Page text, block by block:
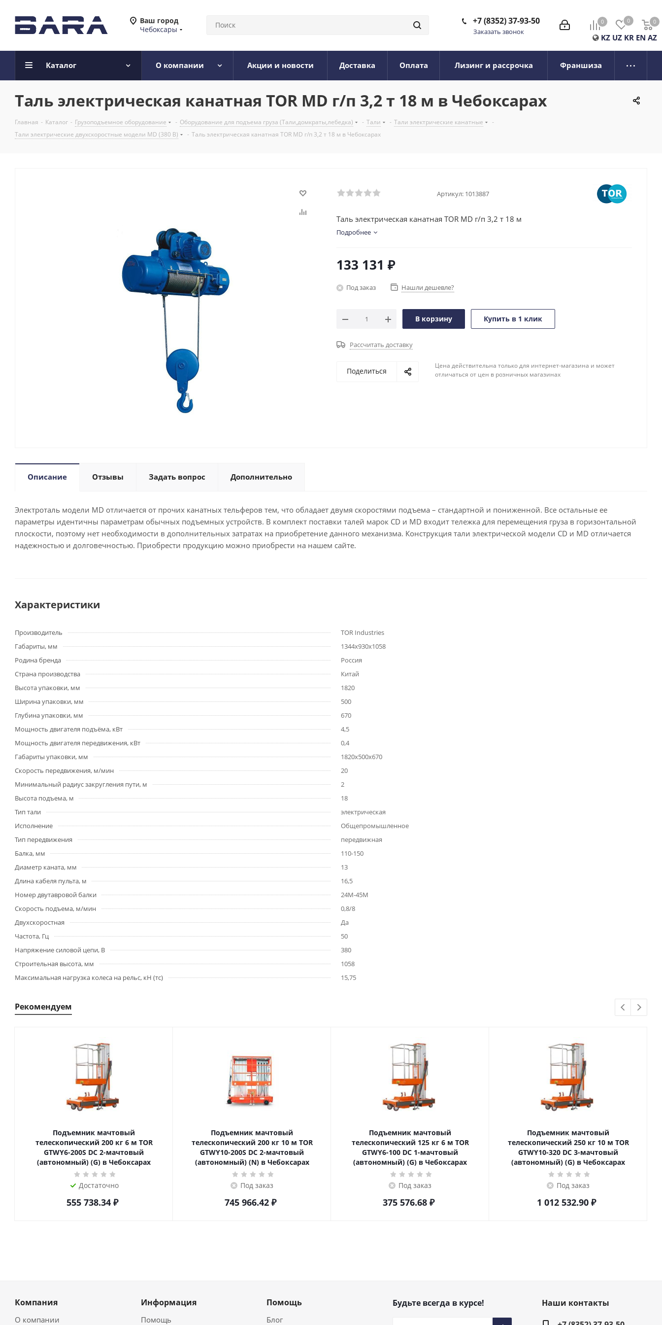
Ваш город
Чебоксары
0 0 0
0
KZ UZ KR EN AZ
+7 (8352) 37-93-50
Заказать звонок
Каталог О компании Акции и новости Доставка Оплата Лизинг и рассрочка Франшиза
Таль электрическая канатная TOR MD г/п 3,2 т 18 м в Чебоксарах
Главная - Каталог - Грузоподъемное оборудование - Оборудование для подъема груза (Тали,домкраты,лебедка) - Тали - Тали электрические канатные
-
Тали электрические двухскоростные модели MD (380 В)
- Таль электрическая канатная TOR MD г/п 3,2 т 18 м в Чебоксарах
Артикул: 1013887
Таль электрическая канатная TOR MD г/п 3,2 т 18 м
Подробнее
133 131 ₽
Под заказ Нашли дешевле?
В корзину Купить в 1 клик
Рассчитать доставку
Поделиться
Цена действительна только для интернет-магазина и может
отличаться от цен в розничных магазинах
Описание Отзывы Задать вопрос Дополнительно
Электроталь модели MD отличается от прочих канатных тельферов тем, что обладает двумя скоростями подъема – стандартной и пониженной. Все остальные ее
параметры идентичны параметрам обычных подъемных устройств. В комплект поставки талей марок CD и MD входит тележка для перемещения груза в горизонтальной
плоскости, поэтому нет необходимости в дополнительных затратах на приобретение данного механизма. Конструкция тали электрической модели CD и MD отличается
надежностью и долговечностью. Приобрести продукцию можно приобрести на нашем сайте.
Характеристики
Производитель
TOR Industries
Габариты, мм
1344х930х1058
Родина бренда
Россия
Страна производства
Китай
Высота упаковки, мм
1820
Ширина упаковки, мм
500
Глубина упаковки, мм
670
Мощность двигателя подъёма, кВт
4,5
Мощность двигателя передвижения, кВт
0,4
Габариты упаковки, мм
1820х500х670
Скорость передвижения, м/мин
20
Минимальный радиус закругления пути, м
2
Высота подъема, м
18
Тип тали
электрическая
Исполнение
Общепромышленное
Тип передвижения
передвижная
Балка, мм
110-150
Диаметр каната, мм
13
Длина кабеля пульта, м
16,5
Номер двутавровой балки
24М-45М
Скорость подъема, м/мин
0,8/8
Двухскоростная
Да
Частота, Гц
50
Напряжение силовой цепи, В
380
Строительная высота, мм
1058
Максимальная нагрузка колеса на рельс, кН (тс)
15,75
Рекомендуем
Подъемник мачтовый
телескопический 200 кг 6 м TOR
GTWY6-200S DC 2-мачтовый
(автономный) (G) в Чебоксарах
Достаточно
555 738.34₽
Подъемник мачтовый
телескопический 200 кг 10 м TOR
GTWY10-200S DC 2-мачтовый
(автономный) (N) в Чебоксарах
Под заказ
745 966.42₽
Подъемник мачтовый
телескопический 125 кг 6 м TOR
GTWY6-100 DC 1-мачтовый
(автономный) (G) в Чебоксарах
Под заказ
375 576.68₽
Подъемник мачтовый
телескопический 250 кг 10 м TOR
GTWY10-320 DC 3-мачтовый
(автономный) (G) в Чебоксарах
Под заказ
1 012 532.90 ₽
Компания
О компании
Информация
Помощь
Помощь
Блог
Будьте всегда в курсе!
Наши контакты